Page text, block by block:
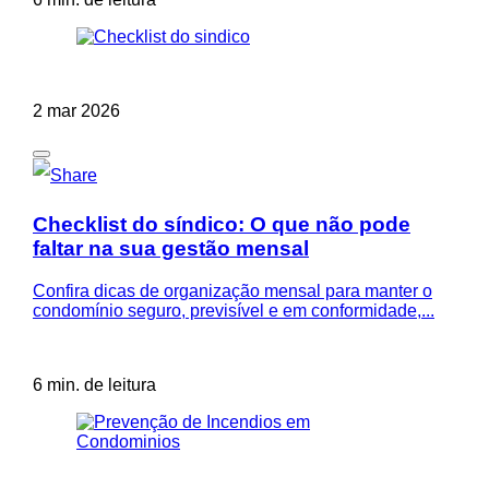
2 mar 2026
Checklist do síndico: O que não pode
faltar na sua gestão mensal
Confira dicas de organização mensal para manter o
condomínio seguro, previsível e em conformidade,...
6 min. de leitura